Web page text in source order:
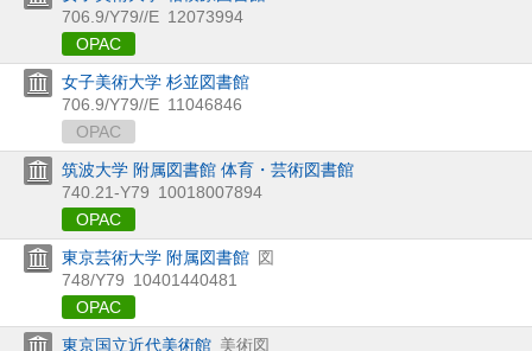
706.9/Y79//E 12073994
OPAC
女子美術大学 杉並図書館
706.9/Y79//E 11046846
OPAC
筑波大学 附属図書館 体育・芸術図書館
740.21-Y79 10018007894
OPAC
東京芸術大学 附属図書館 図
748/Y79 10401440481
OPAC
東京国立近代美術館 美術図